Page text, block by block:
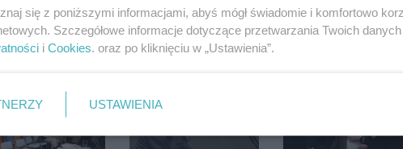
się z poniższymi informacjami, abyś mógł świadomie i komfortowo
Szczegółowe informacje dotyczące przetwarzania Twoich
i Cookies. oraz po kliknięciu w „Ustawienia”.
USTAWIENIA